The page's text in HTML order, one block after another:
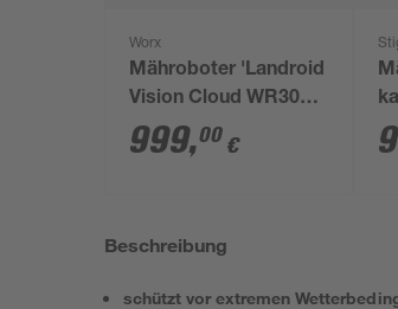
Worx
Mähroboter 'Landroid
Vision Cloud WR308E'
bis 800 m²
999,00 €
Beschreibung
schützt vor extremen